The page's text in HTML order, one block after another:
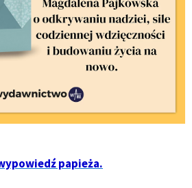
papieża.